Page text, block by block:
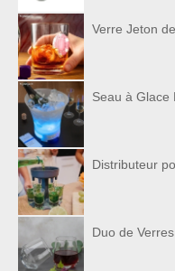
Verre Jeton
Seau à Glace
Distributeur
Duo de